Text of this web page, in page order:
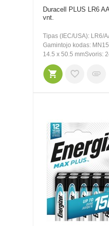
Duracell PLUS LR6
vnt.
Tipas (IEC/USA): LR6/
Gamintojo kodas:
14.5 x 50.5 mmSvoris: